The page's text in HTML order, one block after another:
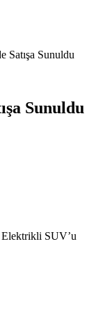
Satışa Sunuldu
Sunuldu
Elektrikli SUV’u